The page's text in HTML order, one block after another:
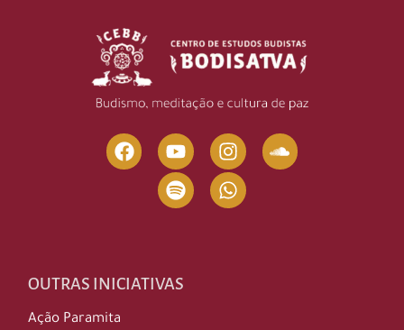
OUTRAS INICIATIVAS
Ação Paramita